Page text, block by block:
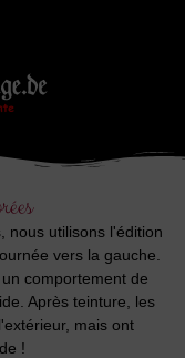
nous utilisons l'édition
vers la gauche.
comportement de
Après teinture, les
mais ont
!